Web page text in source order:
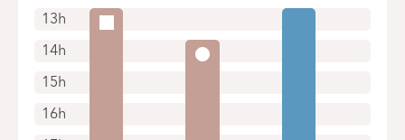
13h
14h
15h
16h